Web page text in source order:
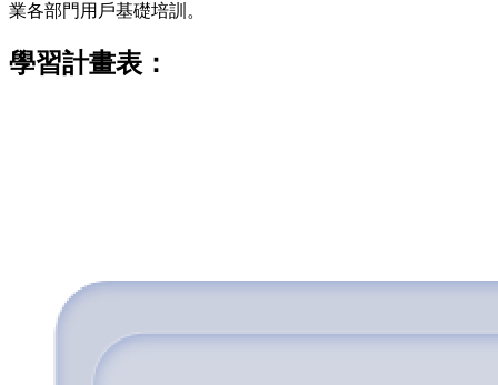
業各部門用戶基礎培訓。
學習計畫表：